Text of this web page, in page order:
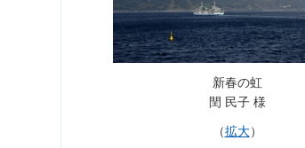
新春の虹
閏 民子 様
（拡大）